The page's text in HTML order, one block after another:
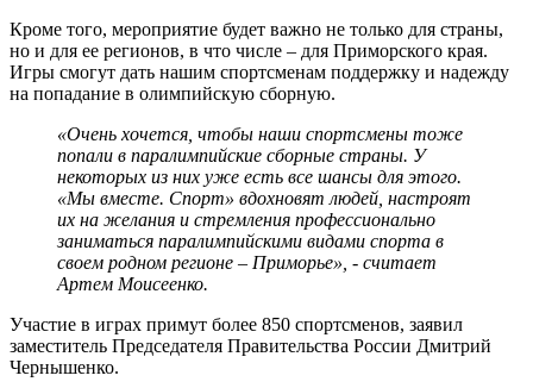
Кроме того, мероприятие будет важно не только для страны,
но и для ее регионов, в что числе – для Приморского края.
Игры смогут дать нашим спортсменам поддержку и надежду
на попадание в олимпийскую сборную.
«Очень хочется, чтобы наши спортсмены тоже
попали в паралимпийские сборные страны. У
некоторых из них уже есть все шансы для этого.
«Мы вместе. Спорт» вдохновят людей, настроят
их на желания и стремления профессионально
заниматься паралимпийскими видами спорта в
своем родном регионе – Приморье», - считает
Артем Моисеенко.
Участие в играх примут более 850 спортсменов, заявил
заместитель Председателя Правительства России Дмитрий
Чернышенко.